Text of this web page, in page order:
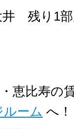
残り1部
恵比寿の
ーム へ！